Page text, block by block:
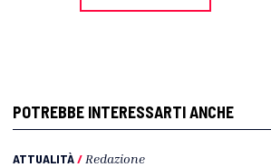
POTREBBE INTERESSARTI ANCHE
ATTUALITÀ/ Redazione